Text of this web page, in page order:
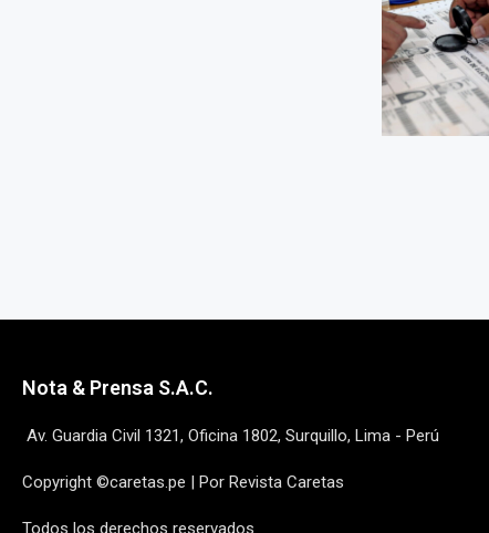
Nota & Prensa S.A.C.
Av. Guardia Civil 1321, Oficina 1802, Surquillo, Lima - Perú
Copyright ©caretas.pe | Por Revista Caretas
Todos los derechos reservados